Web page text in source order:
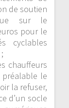
de soutien
sur le
pour le
cyclables
;
chauffeurs
préalable le
la refuser,
d’un socle